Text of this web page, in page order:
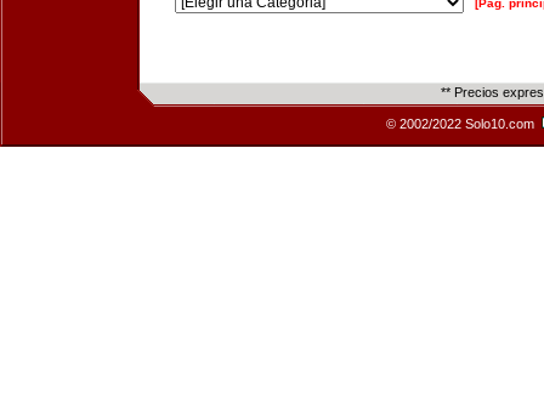
[Pág.
** Precios
© 2002/2022 Solo10.com